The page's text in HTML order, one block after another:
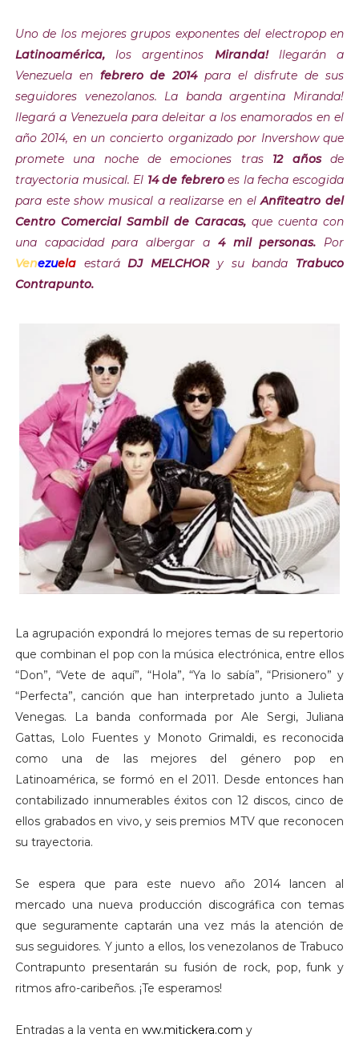
Uno de los mejores grupos exponentes del electropop en
Latinoamérica,los argentinos Miranda! llegarán a
Venezuela en febrero de 2014para el disfrute de sus
seguidores venezolanos. La banda argentina Miranda!
llegará a Venezuela para deleitar a los enamorados en el
año 2014, en un concierto organizado por Invershow que
promete una noche de emociones tras 12 añosde
trayectoria musical. El 14 de febreroes la fecha escogida
para este show musical a realizarse en elAnfiteatro del
Centro Comercial Sambil de Caracas,que cuenta con
una capacidad para albergar a 4 mil personas. Por
VenezuelaestaráDJ MELCHORy su banda Trabuco
Contrapunto.
La agrupación expondrá lo mejores temas de su repertorio
que combinan el pop con la música electrónica, entre ellos
“Don”, “Vete de aquí”, “Hola”, “Ya lo sabía”, “Prisionero” y
“Perfecta”, canción que han interpretado junto a Julieta
Venegas. La banda conformada por Ale Sergi, Juliana
Gattas, Lolo Fuentes y Monoto Grimaldi, es reconocida
como una de las mejores del género pop en
Latinoamérica, se formó en el 2011. Desde entonces han
contabilizado innumerables éxitos con 12 discos, cinco de
ellos grabados en vivo, y seis premios MTV que reconocen
su trayectoria.
Se espera que para este nuevo año 2014 lancen al
mercado una nueva producción discográfica con temas
que seguramente captarán una vez más la atención de
sus seguidores. Y junto a ellos, los venezolanos de Trabuco
Contrapunto presentarán su fusión de rock, pop, funk y
ritmos afro-caribeños. ¡Te esperamos!
Entradas a la venta en ww.mitickera.com y